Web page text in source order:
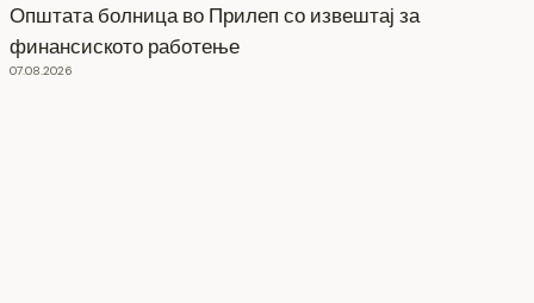
Општата болница во Прилеп со извештај за
финансиското работење
07.08.2026